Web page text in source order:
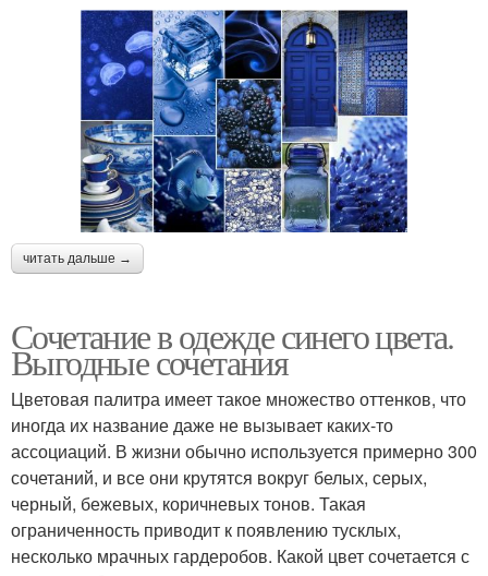
читать дальше →
Сочетание в одежде синего цвета.
Выгодные сочетания
Цветовая палитра имеет такое множество оттенков, что
иногда их название даже не вызывает каких-то
ассоциаций. В жизни обычно используется примерно 300
сочетаний, и все они крутятся вокруг белых, серых,
черный, бежевых, коричневых тонов. Такая
ограниченность приводит к появлению тусклых,
несколько мрачных гардеробов. Какой цвет сочетается с